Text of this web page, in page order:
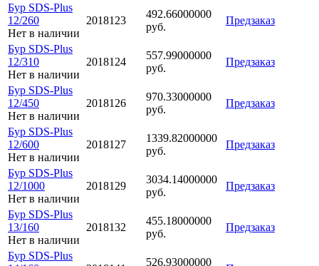
Бур SDS-Plus
12/260
Нет в наличии
2018123
492.66000000
руб.
Предзаказ
Бур SDS-Plus
12/310
Нет в наличии
2018124
557.99000000
руб.
Предзаказ
Бур SDS-Plus
12/450
Нет в наличии
2018126
970.33000000
руб.
Предзаказ
Бур SDS-Plus
12/600
Нет в наличии
2018127
1339.82000000
руб.
Предзаказ
Бур SDS-Plus
12/1000
Нет в наличии
2018129
3034.14000000
руб.
Предзаказ
Бур SDS-Plus
13/160
Нет в наличии
2018132
455.18000000
руб.
Предзаказ
Бур SDS-Plus
526.93000000